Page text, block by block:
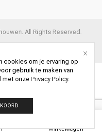
All Rights Reserved.
Winkelwagen
cookies om je ervaring op
gebruik te maken van
met onze Privacy Policy.